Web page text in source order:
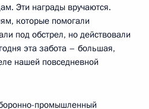
Эти награды вручаются.
которые помогали
под обстрел, но действовали
эта забота – большая,
нашей повседневной
промышленный